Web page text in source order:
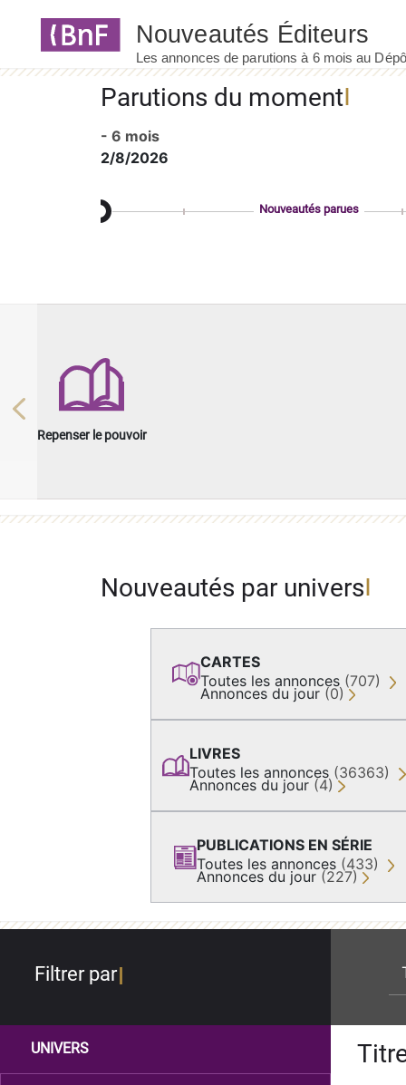
Parutions du moment
- 6 mois
2/8/2026
Nouveautés parues
Repenser le pouvoir
Previous
Nouveautés par univers
CARTES
Toutes les annonces (707)
Annonces du jour (0)
LIVRES
Toutes les annonces (36363)
Annonces du jour (4)
PUBLICATIONS EN SÉRIE
Toutes les annonces (433)
Annonces du jour (227)
Filtrer par
UNIVERS